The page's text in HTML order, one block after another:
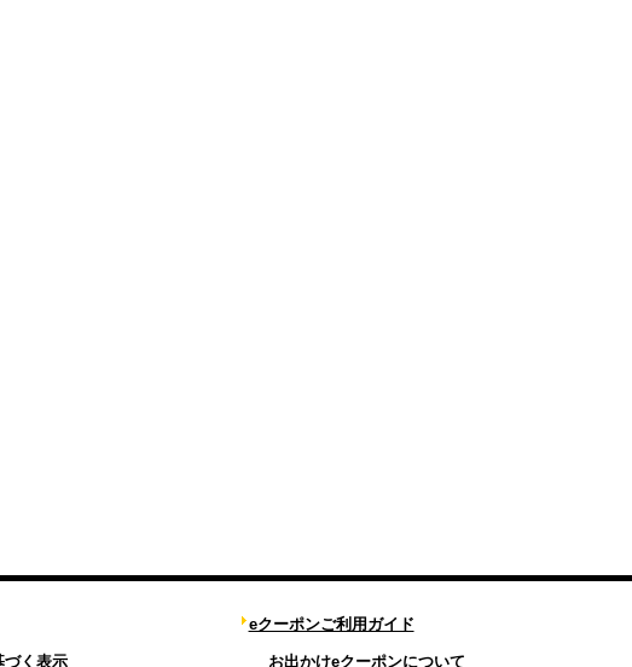
づく表示
eクーポンご利用ガイド
お出かけeクーポンについて